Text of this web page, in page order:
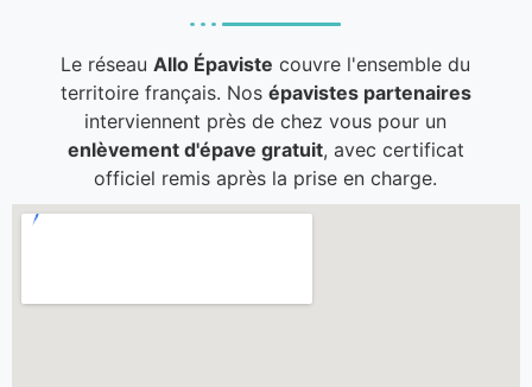
Le réseauAllo Épaviste couvre l'ensemble du
territoire français. Nos épavistes partenaires
interviennent près de chez vous pour un
enlèvement d'épave gratuit, avec certificat
officiel remis après la prise en charge.